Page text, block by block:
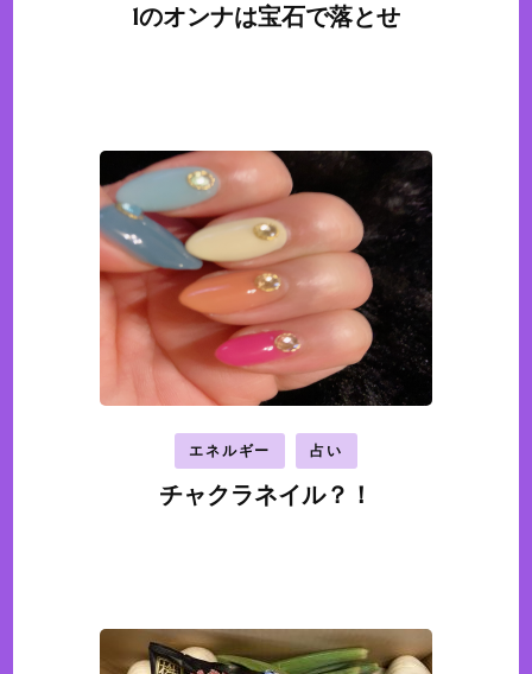
1のオンナは宝石で落とせ
エネルギー 占い
チャクラネイル？！